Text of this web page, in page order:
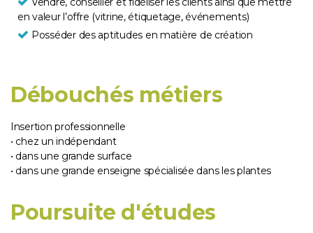
en valeur l’offre (vitrine, étiquetage, événements)
Posséder des aptitudes en matière de création
Débouchés métiers
Insertion professionnelle
• chez un indépendant
• dans une grande surface
• dans une grande enseigne spécialisée dans les plantes
Poursuite d'études